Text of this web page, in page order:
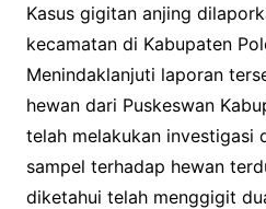
Kasus gigitan anjing
kecamatan di Kabupaten
Menindaklanjuti laporan
hewan dari Puskeswan
telah melakukan investigasi
sampel terhadap hewan
diketahui telah menggigit